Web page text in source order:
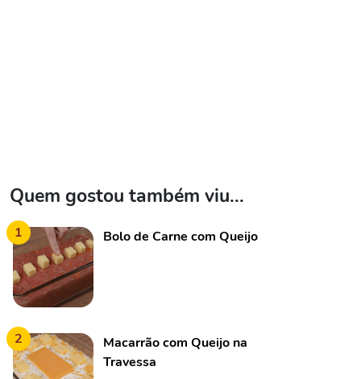
Quem gostou também viu...
1 Bolo de Carne com Queijo
2
Macarrão com Queijo na
Travessa